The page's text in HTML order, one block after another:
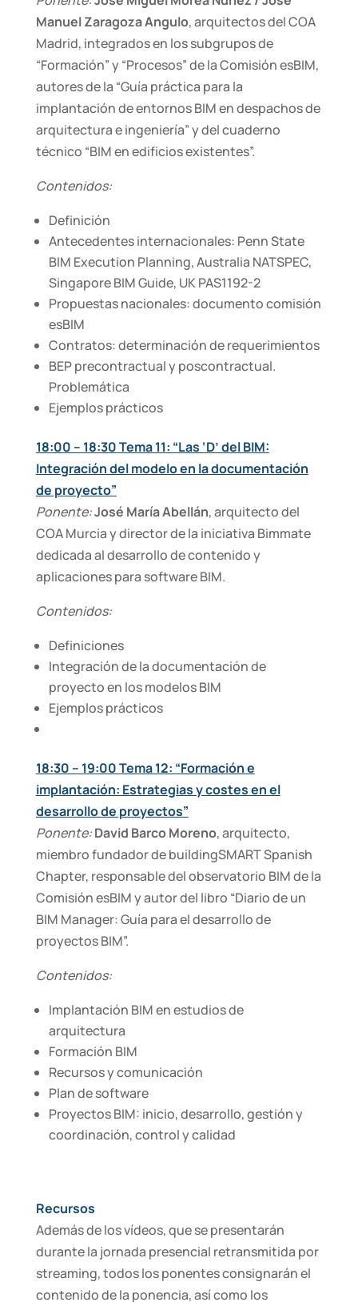
Manuel Zaragoza Angulo, arquitectos del COA
Madrid, integrados en los subgrupos de
“Formación” y “Procesos” de la Comisión esBIM,
autores de la “Guía práctica para la
implantación de entornos BIM en despachos de
arquitectura e ingeniería” y del cuaderno
técnico “BIM en edificios existentes”.
Contenidos:
Definición
Antecedentes internacionales: Penn State
BIM Execution Planning, Australia NATSPEC,
Singapore BIM Guide, UK PAS1192-2
Propuestas nacionales: documento comisión
esBIM
Contratos: determinación de requerimientos
BEP precontractual y poscontractual.
Problemática
Ejemplos prácticos
18:00 – 18:30 Tema 11: “Las ‘D’ del BIM:
Integración del modelo en la documentación
de proyecto”
Ponente:José María Abellán, arquitecto del
COA Murcia y director de la iniciativa Bimmate
dedicada al desarrollo de contenido y
aplicaciones para software BIM.
Contenidos:
Definiciones
Integración de la documentación de
proyecto en los modelos BIM
Ejemplos prácticos
18:30 – 19:00 Tema 12: “Formación e
implantación: Estrategias y costes en el
desarrollo de proyectos”
Ponente:David Barco Moreno, arquitecto,
miembro fundador de buildingSMART Spanish
Chapter, responsable del observatorio BIM de la
Comisión esBIM y autor del libro “Diario de un
BIM Manager: Guía para el desarrollo de
proyectos BIM”.
Contenidos:
Implantación BIM en estudios de
arquitectura
Formación BIM
Recursos y comunicación
Plan de software
Proyectos BIM: inicio, desarrollo, gestión y
coordinación, control y calidad
Recursos
Además de los vídeos, que se presentarán
durante la jornada presencial retransmitida por
streaming, todos los ponentes consignarán el
contenido de la ponencia, así como los